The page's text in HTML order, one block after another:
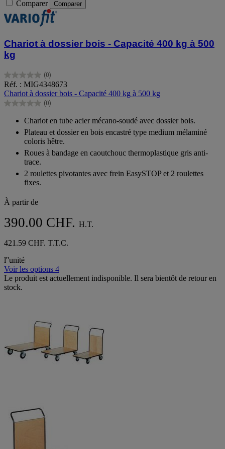
Comparer Comparer
Chariot à dossier bois - Capacité 400 kg à 500
kg
(0)
0.0
sur
5
étoiles.
Réf. : MIG4348673
Chariot à dossier bois - Capacité 400 kg à 500 kg
(0)
0.0
étoiles.
Chariot en tube acier mécano-soudé avec dossier bois.
Plateau et dossier en bois encastré type medium mélaminé
coloris hêtre.
Roues à bandage en caoutchouc thermoplastique gris anti-
trace.
2 roulettes pivotantes avec frein EasySTOP et 2 roulettes
fixes.
À partir de
390.00 CHF. H.T.
421.59 CHF. T.T.C.
l''unité
Voir les options 4
Le produit est actuellement indisponible. Il sera bientôt de retour en
stock.